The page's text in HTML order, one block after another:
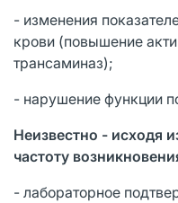
- изменения
крови (повышение
трансаминаз);
- нарушение функции
Неизвестно - исходя
частоту
- лабораторное